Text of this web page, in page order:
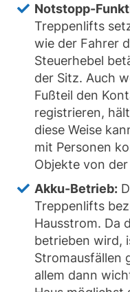
Notstopp-
Treppenlifts
wie der Fahrer
Steuerhebel
der Sitz. Auch
Fußteil den
registrieren,
diese Weise
mit Personen
Objekte von
Akku-Betrieb:
Treppenlifts
Hausstrom. Da
betrieben wird,
Stromausfällen
allem dann